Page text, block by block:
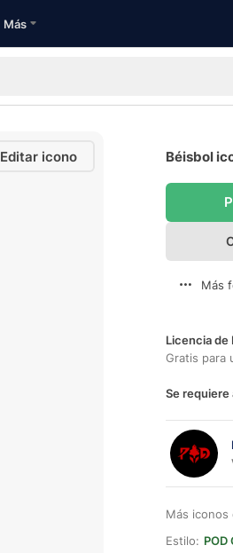
Más
Editar icono Béisbol
Más
Licencia de
Gratis para
Se
Más iconos
Estilo: